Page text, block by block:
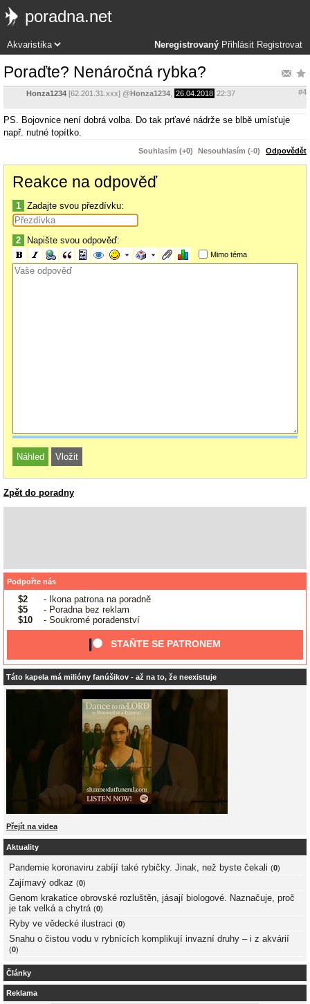
poradna.net
Neregistrovaný Přihlásit Registrovat
Poraďte? Nenáročná rybka?
Honza1234 [62.201.31.xxx] @Honza1234 26.04.2018 22:37 #4
PS. Bojovnice není dobrá volba. Do tak prťavé nádrže se blbě umísťuje
např. nutné topítko.
Souhlasím (+0) Nesouhlasím (-0) Odpovědět
Reakce na odpověď
1 Zadajte svou přezdívku:
2 Napište svou odpověď:
Mimo téma
Zpět do poradny
Podpořte nás
$2
- Ikona patrona na poradně
$5
- Poradna bez reklam
$10
- Soukromé poradenství
STAŇTE SE PATRONEM
Táto kapela má milióny fanúšikov - až na to, že neexistuje
Přejít na videa
Aktuality
Pandemie koronaviru zabíjí také rybičky. Jinak, než byste čekali (0)
Zajímavý odkaz (0)
Genom krakatice obrovské rozluštěn, jásají biologové. Naznačuje, proč
je tak velká a chytrá (0)
Ryby ve vědecké ilustraci (0)
Snahu o čistou vodu v rybnících komplikují invazní druhy – i z akvárií
(0)
Články
Reklama